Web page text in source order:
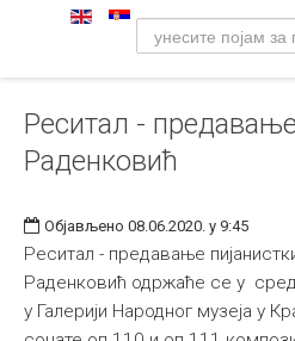
Уметност
Музичка уметност
Примењена и ликовна
Издаваштво
Библиотека
Реситал -
Раденковић
Објављено 08.06.2020. у 9:45
Реситал - предавање
Раденковић одржаће се у
у Галерији Народног музеја у